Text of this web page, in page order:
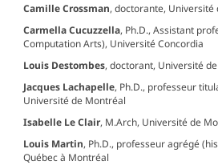
Camille Crossman, doctorante, Université
Carmella Cucuzzella, Ph.D., Assistant
Computation Arts), Université Concordia
Louis Destombes, doctorant, Université
Jacques Lachapelle, Ph.D., professeur
Université de Montréal
Isabelle Le Clair, M.Arch, Université de
Louis Martin, Ph.D., professeur agrégé
Québec à Montréal